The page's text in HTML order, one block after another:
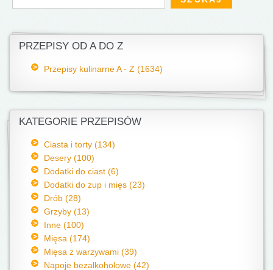
PRZEPISY OD A DO Z
Przepisy kulinarne A - Z (1634)
KATEGORIE PRZEPISÓW
Ciasta i torty (134)
Desery (100)
Dodatki do ciast (6)
Dodatki do zup i mięs (23)
Drób (28)
Grzyby (13)
Inne (100)
Mięsa (174)
Mięsa z warzywami (39)
Napoje bezalkoholowe (42)